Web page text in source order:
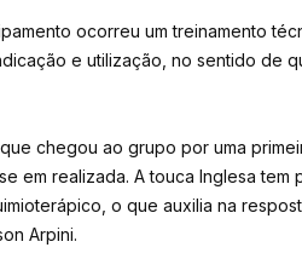
ocorreu um treinamento
e utilização, no sentido de
chegou ao grupo por uma
em realizada. A touca Inglesa
o que auxilia na
Arpini.